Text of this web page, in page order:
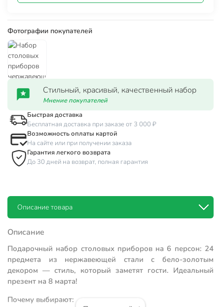
Фотографии покупателей
Стильный, красивый, качественный набор
Мнение покупателей
Быстрая доставка
Бесплатная доставка при заказе от 3 000 ₽
Возможность оплаты картой
На сайте или при получении заказа
Гарантия легкого возврата
До 30 дней на возврат, полная гарантия
Описание товара
Описание
Подарочный набор столовых приборов на 6 персон: 24
предмета из нержавеющей стали с бело-золотым
декором — стиль, который заметят гости. Идеальный
презент на 8 марта!
Почему выбирают: